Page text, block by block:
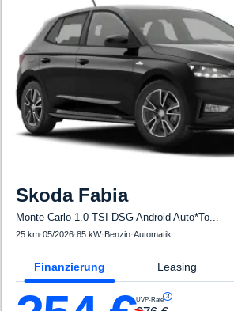
Skoda Fabia
Monte Carlo 1.0 TSI DSG Android Auto*To...
25 km·05/2026·85 kW· Benzin·Automatik
Finanzierung Leasing
UVP-Rate 3